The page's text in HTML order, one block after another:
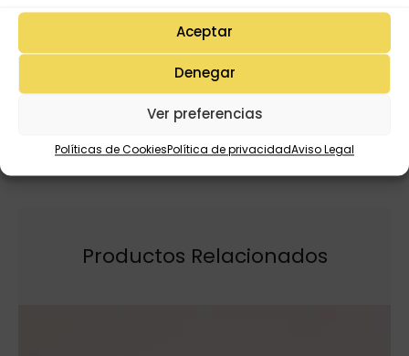
Aceptar
Denegar
Ver preferencias
Políticas de CookiesPolítica de privacidadAviso Legal
versión retractilada, te permitirá llevar todo lo que
necesitas dentro del archivador: planificación,
registro de reuniones, tutorías, registros de
asistencia, evaluación…
VALORACIONES (0)
Productos Relacionados